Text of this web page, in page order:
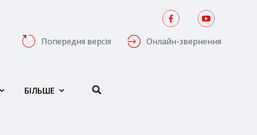
Попередня версія Онлайн-звернення
БІЛЬШЕ